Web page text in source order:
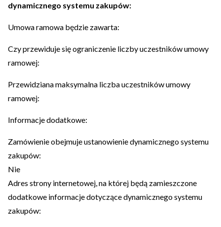
dynamicznego systemu zakupów:
Umowa ramowa będzie zawarta:
Czy przewiduje się ograniczenie liczby uczestników umowy
ramowej:
Przewidziana maksymalna liczba uczestników umowy
ramowej:
Informacje dodatkowe:
Zamówienie obejmuje ustanowienie dynamicznego systemu
zakupów:
Nie
Adres strony internetowej, na której będą zamieszczone
dodatkowe informacje dotyczące dynamicznego systemu
zakupów: